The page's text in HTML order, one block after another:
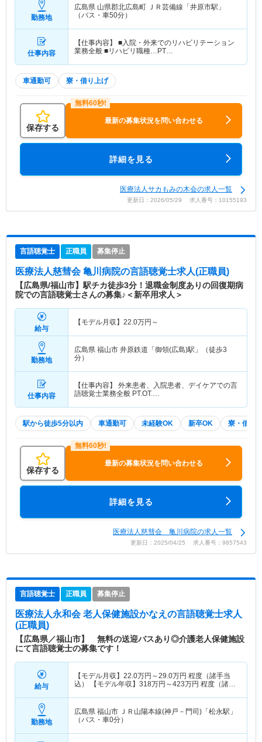
勤務地
広島県 山県郡北広島町 ＪＲ芸備線「井原市駅」
（バス・車50分）
仕事内容
【仕事内容】 ■入院・外来でのリハビリテーション
業務全般 ■リハビリ職種…PT…
車通勤可 寮・借り上げ
保存する
最新の募集状況を問い合わせる
詳細を見る
医療法人サカもみの木会の求人一覧
更新日：2026/05/29 求人番号：10155193
言語聴覚士 正職員 募集停止
医療法人慈彗会 亀川病院の言語聴覚士求人(正職員)
【広島県/福山市】駅チカ徒歩3分！退職金制度ありの回復期病
院での言語聴覚士さんの募集♪＜新卒用求人＞
給与
【モデル月収】 22.0万円～
勤務地
広島県 福山市 井原鉄道「御領(広島)駅」（徒歩3
分）
仕事内容
【仕事内容】 外来患者、入院患者、デイケアでの言
語聴覚士業務全般 PT.OT.…
駅から徒歩5分以内 車通勤可 未経験OK 新卒OK 寮・借り
保存する
最新の募集状況を問い合わせる
詳細を見る
医療法人慈彗会 亀川病院の求人一覧
更新日：2025/04/25 求人番号：9857543
言語聴覚士 正職員 募集停止
医療法人永和会 老人保健施設かなえ の言語聴覚士求人
(正職員)
【広島県／福山市】 無料の送迎バスあり◎介護老人保健施設
にて言語聴覚士の募集です！
給与
【モデル月収】 22.0万円～29.0万円 程度（諸手当
込） 【モデル年収】 318万円～423万円 程度（諸手
勤務地
広島県 福山市 ＪＲ山陽本線(神戸－門司)「松永駅」
（バス・車0分）